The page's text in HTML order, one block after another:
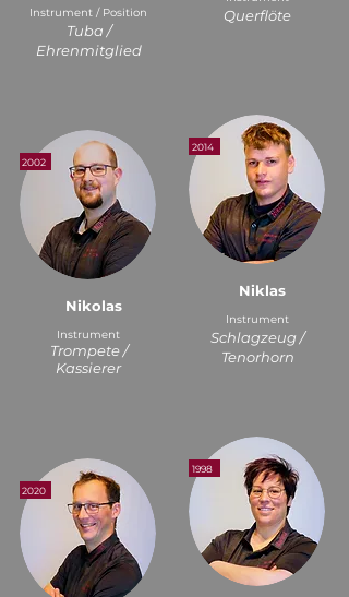
Instrument / Position
Tuba /
Ehrenmitglied
2002
Nikolas
Instrument
Trompete /
Kassierer
2020
Querflöte
2014
Niklas
Instrument
Schlagzeug /
Tenorhorn
1998